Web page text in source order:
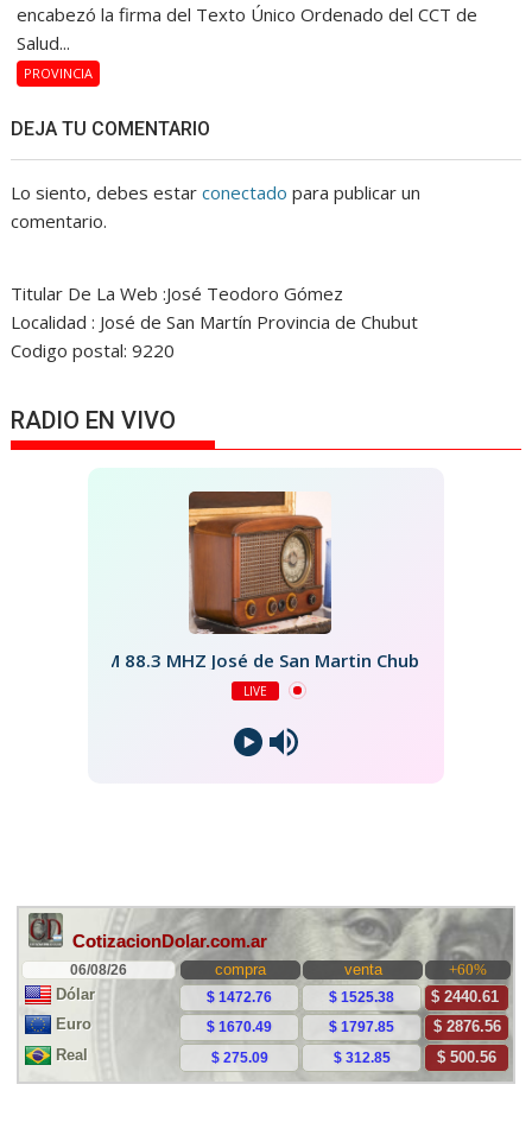
encabezó la firma del Texto Único Ordenado del CCT de
Salud...
PROVINCIA
DEJA TU COMENTARIO
Lo siento, debes estarconectado para publicar un
comentario.
Titular De La Web :José Teodoro Gómez
Localidad : José de San Martín Provincia de Chubut
Codigo postal: 9220
RADIO EN VIVO
FM 88.3 MHZ José de San Martin Chubut
LIVE